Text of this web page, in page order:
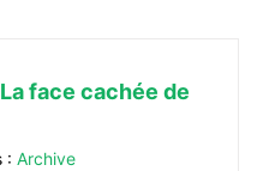
face cachée de
: Archive